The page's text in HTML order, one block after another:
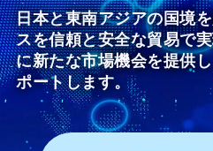
日本と東南アジアの国境
スを信頼と安全な貿易で
に新たな市場機会を提供
ポートします。